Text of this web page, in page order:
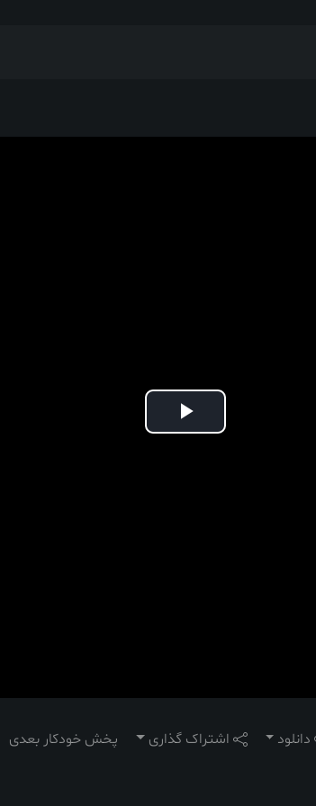
Play
دانلود اشتراک گذاری پخش خودکار بعدی